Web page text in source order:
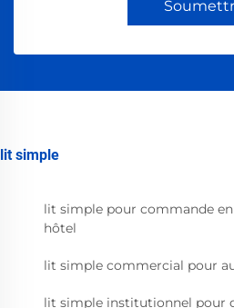
lit simple
lit simple pour commande
hôtel
lit simple commercial pour
lit simple institutionnel pour